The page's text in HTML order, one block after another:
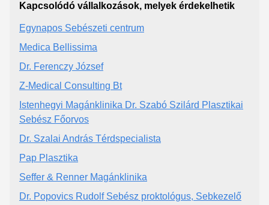
Kapcsolódó vállalkozások, melyek érdekelhetik
Egynapos Sebészeti centrum
Medica Bellissima
Dr. Ferenczy József
Z-Medical Consulting Bt
Istenhegyi Magánklinika Dr. Szabó Szilárd Plasztikai
Sebész Főorvos
Dr. Szalai András Térdspecialista
Pap Plasztika
Seffer & Renner Magánklinika
Dr. Popovics Rudolf Sebész proktológus, Sebkezelő